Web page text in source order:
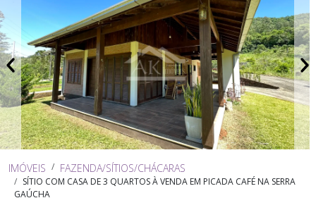
SEU
IMÓVEL
CONTATO
IMÓVEIS FAZENDA/SÍTIOS/CHÁCARAS
SÍTIO COM CASA DE 3 QUARTOS À VENDA EM PICADA CAFÉ NA SERRA
GAÚCHA